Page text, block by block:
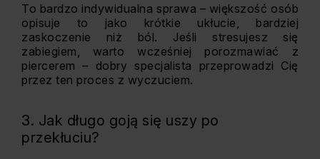
To bardzo indywidualna sprawa – większość osób
opisuje to jako krótkie ukłucie, bardziej
zaskoczenie niż ból. Jeśli stresujesz się
zabiegiem, warto wcześniej porozmawiać z
piercerem – dobry specjalista przeprowadzi Cię
przez ten proces z wyczuciem.
3. Jak długo goją się uszy po
przekłuciu?